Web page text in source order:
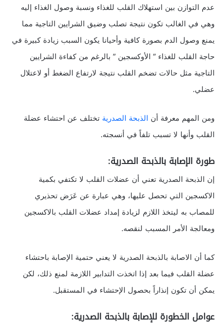
عدم التوازن بين استهلاك القلب للغذاء ونسبة وصول الغذاء إليه
وهي في الغالب تكون نتيجة تصلب وضيق الشرايين التاجية مما
يمنع وصول الدم بصورة كافية وأحيانا يكون السبب زيادة كبيرة في
حاجة القلب للغذاء ” الأوكسجين ” بالرغم من كفاءة الشرايين
التاجية مثل حالات تضخم القلب نتيجة لارتفاع الضغط أو لاعتلال
عضلي.
ومن المهم معرفة أن الذبحة الصدرية تختلف عن احتشاء عضلة
القلب وأنها لا تسبب تلفاً في أنسجته.
طورة الإصابة بالذبحة الصدرية:
إن الذبحة الصدرية تعني أن عضلات القلب لا تكتفي بكمية
الاكسجين التي تحصل عليها، وهي عبارة عن عَرَض تحذيري
للمصاب به ليتخذ اللازم لزيادة إمداد عضلات القلب بالاكسجين
ومعالجة الأمر المسبب لنقصه.
كما أن الاصابة بالذبحة الصدرية لا يعني حتمية الإصابة باحتشاء
عضلة القلب فيما بعد إذا اتخذت التدابير اللازمة لمنع ذلك، لكن
يمكن أن تكون إنذاراً بحصول الإحتشاء في المستقبل.
عوامل الخطورة للإصابة بالذبحة الصدرية: